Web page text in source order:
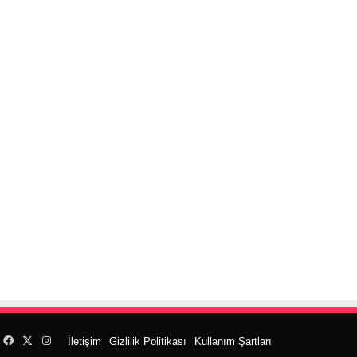
İletişim Gizlilik Politikası Kullanım Şartları
Facebook
X Instagram